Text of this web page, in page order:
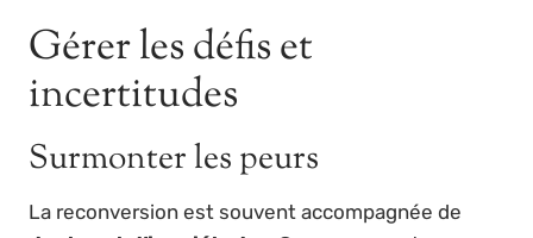
Gérer les défis et
incertitudes
Surmonter les peurs
La reconversion est souvent accompagnée de